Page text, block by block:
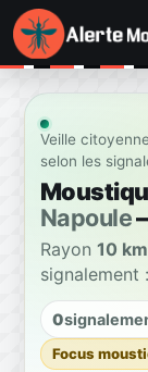
Veille
selon les
Napoule
Rayon 10 km
signalement :
0
Focus